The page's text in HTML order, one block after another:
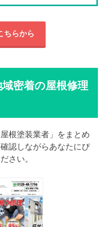
ちらから
密着の屋根修理
根塗装業者」をまとめ
認しながらあなたにぴ
さい。